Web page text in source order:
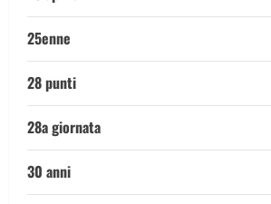
25enne
28 punti
28a giornata
30 anni